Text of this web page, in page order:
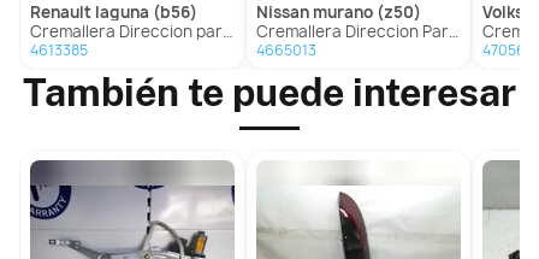
renault laguna (b56)
Cremallera Direccion para Renault Laguna (B56)
4613385
nissan murano (z50)
Cremallera Direccion Para Nissan Murano
4665013
Cremallera
4705677
También te puede interesar